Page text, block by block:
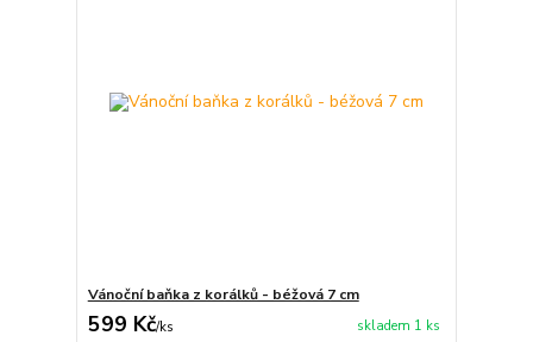
Vánoční baňka z korálků - béžová 7 cm
599 Kč/ks skladem 1 ks